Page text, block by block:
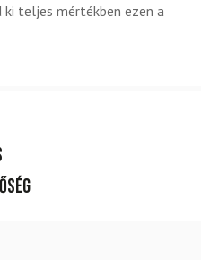
ki teljes mértékben ezen a